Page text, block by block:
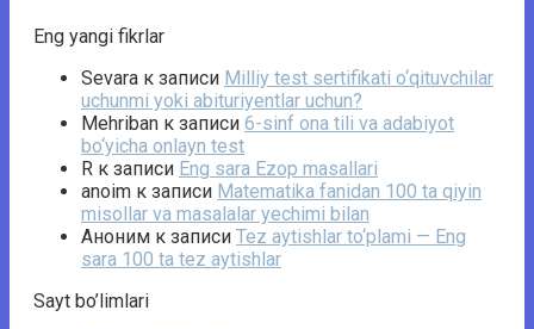
Eng yangi fikrlar
Sevara к записи Milliy test sertifikati o‘qituvchilar
uchunmi yoki abituriyentlar uchun?
Mehriban к записи 6-sinf ona tili va adabiyot
bo‘yicha onlayn test
R к записи Eng sara Ezop masallari
anoim к записи Matematika fanidan 100 ta qiyin
misollar va masalalar yechimi bilan
Аноним к записи Tez aytishlar to‘plami — Eng
sara 100 ta tez aytishlar
Sayt bo’limlari